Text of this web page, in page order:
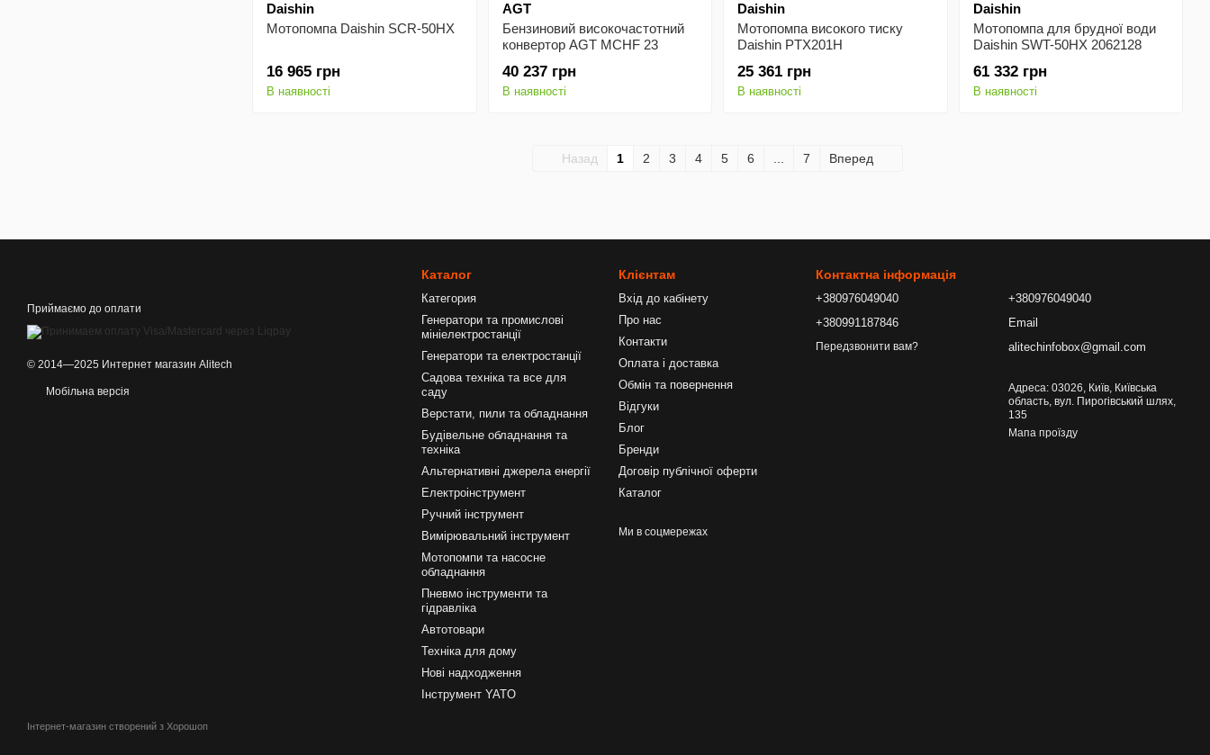
Daishin
Мотопомпа Daishin SCR-50HX
16 965 грн
В наявності
AGT
Бензиновий високочастотний
конвертор AGT MCHF 23
40 237 грн
В наявності
Daishin
Мотопомпа високого тиску
Daishin PTX201H
25 361 грн
В наявності
Daishin
Мотопомпа для брудної води
Daishin SWT-50HX 2062128
61 332 грн
В наявності
Назад 1 2 3 4 5 6 7 Вперед
Приймаємо до оплати
© 2014—2025 Интернет магазин Alitech
Мобільна версія
Інтернет-магазин створений з Хорошоп
Каталог
Категория
Генератори та промислові
мініелектростанції
Генератори та електростанції
Садова техніка та все для
саду
Верстати, пили та обладнання
Будівельне обладнання та
техніка
Альтернативні джерела енергії
Електроінструмент
Ручний інструмент
Вимірювальний інструмент
Мотопомпи та насосне
обладнання
Пневмо інструменти та
гідравліка
Автотовари
Техніка для дому
Нові надходження
Інструмент YATO
Клієнтам
Вхід до кабінету
Про нас
Контакти
Оплата і доставка
Обмін та повернення
Відгуки
Блог
Бренди
Договір публічної оферти
Каталог
Ми в соцмережах
Контактна інформація
+380976049040
+380991187846
Передзвонити вам?
+380976049040
Email
alitechinfobox@gmail.com
Адреса: 03026, Київ, Київська
область, вул. Пирогівський шлях,
135
Мапа проїзду